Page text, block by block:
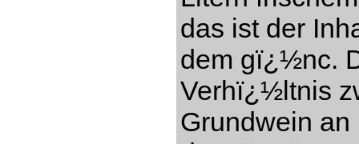
das ist der
dem gï¿½nc.
Verhï¿½ltnis
Grundwein